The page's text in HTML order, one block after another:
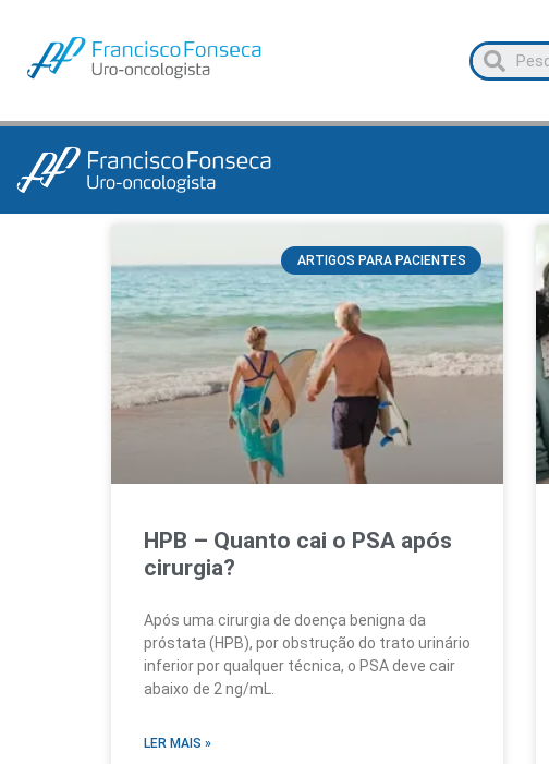
ARTIGOS PARA PACIENTES
HPB – Quanto cai o PSA após
cirurgia?
Após uma cirurgia de doença benigna da
próstata (HPB), por obstrução do trato urinário
inferior por qualquer técnica, o PSA deve cair
abaixo de 2 ng/mL.
LER MAIS »